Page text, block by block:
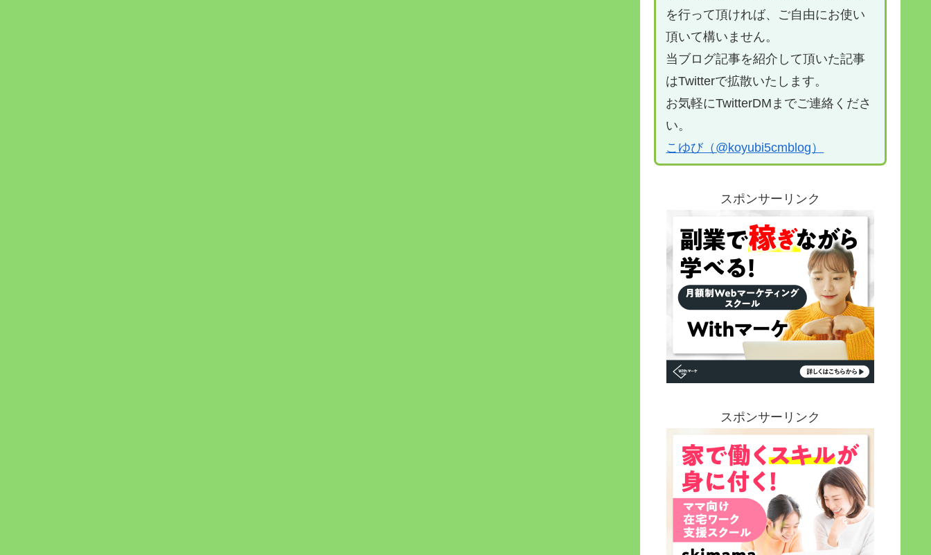
を行って頂ければ、ご自由にお使い
頂いて構いません。
当ブログ記事を紹介して頂いた記事
はTwitterで拡散いたします。
お気軽にTwitterDMまでご連絡くださ
い。
こゆび（@koyubi5cmblog）
スポンサーリンク
スポンサーリンク